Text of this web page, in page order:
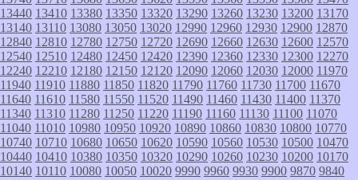
13440 13410 13380 13350 13320 13290 13260 13230 13200 13170
13140 13110 13080 13050 13020 12990 12960 12930 12900 12870
12840 12810 12780 12750 12720 12690 12660 12630 12600 12570
12540 12510 12480 12450 12420 12390 12360 12330 12300 12270
12240 12210 12180 12150 12120 12090 12060 12030 12000 11970
11940 11910 11880 11850 11820 11790 11760 11730 11700 11670
11640 11610 11580 11550 11520 11490 11460 11430 11400 11370
11340 11310 11280 11250 11220 11190 11160 11130 11100 11070
11040 11010 10980 10950 10920 10890 10860 10830 10800 10770
10740 10710 10680 10650 10620 10590 10560 10530 10500 10470
10440 10410 10380 10350 10320 10290 10260 10230 10200 10170
10140 10110 10080 10050 10020 9990 9960 9930 9900 9870 9840